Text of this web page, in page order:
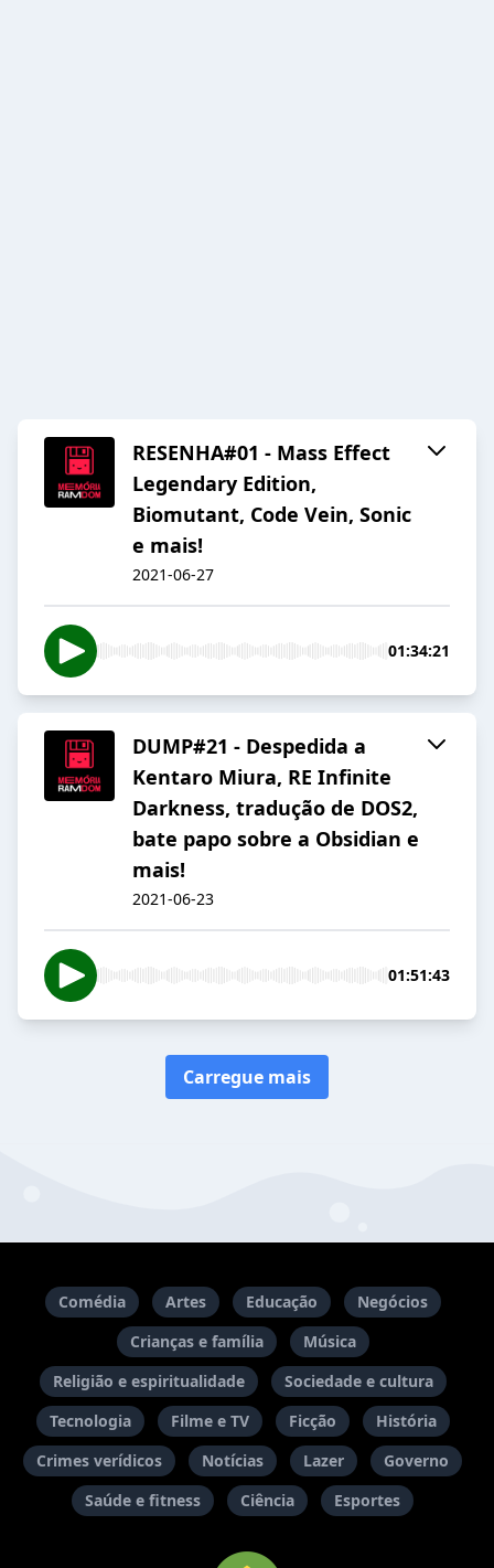
RESENHA#01 - Mass Effect
Legendary Edition,
Biomutant, Code Vein, Sonic
e mais!
2021-06-27
01:34:21
DUMP#21 - Despedida a
Kentaro Miura, RE Infinite
Darkness, tradução de DOS2,
bate papo sobre a Obsidian e
mais!
2021-06-23
01:51:43
Carregue mais
Comédia Artes Educação
Negócios
Crianças e família
Música
Religião e espiritualidade
Sociedade e cultura
Tecnologia
Filme e TV Ficção
História
Crimes verídicos
Notícias Lazer
Governo
Saúde e fitness
Ciência Esportes